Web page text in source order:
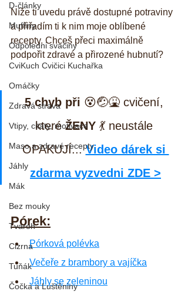
D-články
Muffiny
Odpoledni svačiny
CviKuch Cvičici Kuchařka
Omáčky
Zdravá strava
Vtipy, citáty, motivace
Maso a zdravé recepty
Jáhly
Mák
Bez mouky
Tvaroh
Cizrna
Tuňák
Čočka a Luštěniny
Níže ti uvedu právě dostupné potraviny
a přiřadím ti k nim moje oblíbené
recepty. Chceš přeci maximálně
podpořit zdravé a přirozené hubnutí?
5 chyb při 😵🤕🤮 cvičení,
které ŽENY 💃 neustále
OPAKUJÍ... Video dárek si
zdarma vyzvedni ZDE >
Pórek:
Pórková polévka
Večeře z brambory a vajíčka
Jáhly se zeleninou